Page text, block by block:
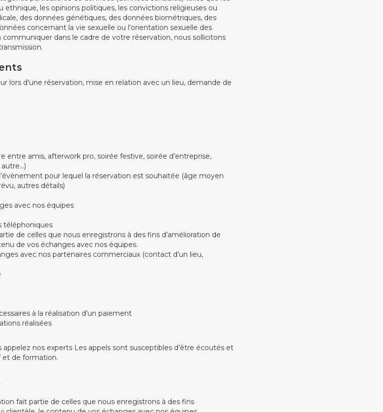
ethnique, les opinions politiques, les convictions religieuses ou
des données génétiques, des données biométriques, des
concernant la vie sexuelle ou l'orientation sexuelle des
dans le cadre de votre réservation, nous sollicitons
lors d'une réservation, mise en relation avec un lieu, demande de
entre amis, afterwork pro, soirée festive, soirée d’entreprise,
pour lequel la réservation est souhaitée (âge moyen
autres détails)
avec nos équipes
téléphoniques
de celles que nous enregistrons à des fins d’amélioration de
de vos échanges avec nos équipes.
avec nos partenaires commerciaux (contact d’un lieu,
à la réalisation d’un paiement
réalisées
nos experts Les appels sont susceptibles d’être écoutés et
et de formation.
fait partie de celles que nous enregistrons à des fins